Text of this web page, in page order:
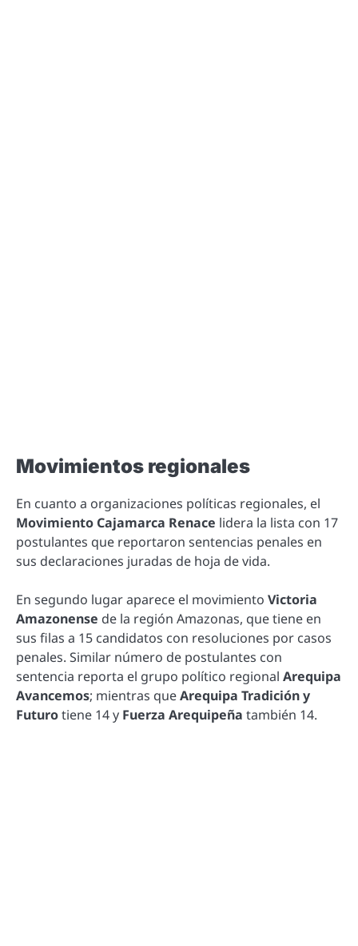
Movimientos regionales
En cuanto a organizaciones políticas regionales, el
Movimiento Cajamarca Renace lidera la lista con 17
postulantes que reportaron sentencias penales en
sus declaraciones juradas de hoja de vida.
En segundo lugar aparece el movimiento Victoria
Amazonense de la región Amazonas, que tiene en
sus filas a 15 candidatos con resoluciones por casos
penales. Similar número de postulantes con
sentencia reporta el grupo político regional Arequipa
Avancemos; mientras queArequipa Tradición y
Futurotiene 14 y Fuerza Arequipeña también 14.